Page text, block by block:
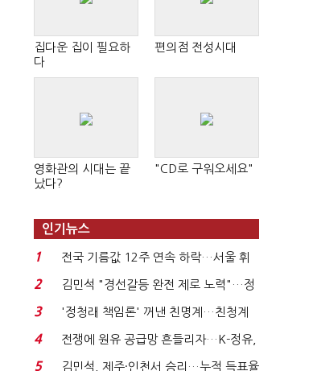
집다운 집이 필요하
다
편의점 전성시대
영화관의 시대는 끝
났다?
"CD로 구워오세요"
인기뉴스
1
전국 기름값 12주 연속 하락…서울 휘
발윳값 1909원...
2
김민석 "경선갈등 완전 제로 노력"…정
청래 "반명 공세 사...
3
'정청래 책임론' 꺼낸 친명계…친청계
는 추가투표 때리기...
4
전쟁에 원유 공급망 흔들리자…K-정유,
에너지안보 핵심...
5
김민석, 제주·인천서 승리…누적 득표율